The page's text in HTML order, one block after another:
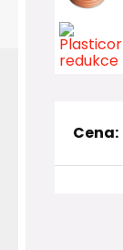
Cena: